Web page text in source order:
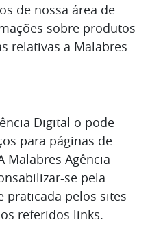
de nossa área de
sobre produtos
relativas a Malabres
Digital o pode
para páginas de
Malabres Agência
se pela
praticada pelos sites
referidos links.